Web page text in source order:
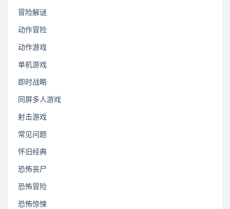
冒险解谜
动作冒险
动作游戏
单机游戏
即时战略
同屏多人游戏
射击游戏
常见问题
怀旧经典
恐怖丧尸
恐怖冒险
恐怖惊悚